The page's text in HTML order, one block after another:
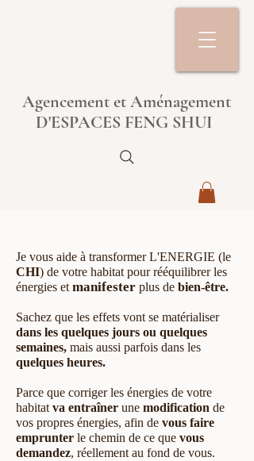
Agencement et Aménagement
D'ESPACES FENG SHUI
Je vous aide à transformer L'ENERGIE (le
CHI) de votre habitat ​pour rééquilibrer les
énergies etmanifester plus de bien-être.
Sachez que les effets vont se matérialiser
dans les quelques jours ou quelques
semaines, mais aussi parfois dans les
quelques heures.
Parce que corriger les énergies de votre
habitatva entraîner une modification de
vos propres énergies, afin de vous faire
emprunter le chemin de ce que vous
demandez, réellement au fond de vous.